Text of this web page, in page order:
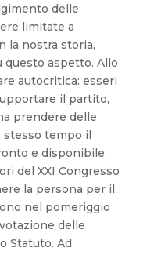
delle
limitate a
la nostra storia,
aspetto. Allo
autocritica: esseri
il partito,
prendere delle
stesso tempo il
e disponibile
del XXI Congresso
la persona per il
nel pomeriggio
delle
Statuto. Ad